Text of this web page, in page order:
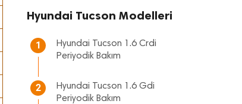
Hyundai Tucson Modelleri
1
Hyundai Tucson 1.6 Crdi
Periyodik Bakım
2
Hyundai Tucson 1.6 Gdi
Periyodik Bakım